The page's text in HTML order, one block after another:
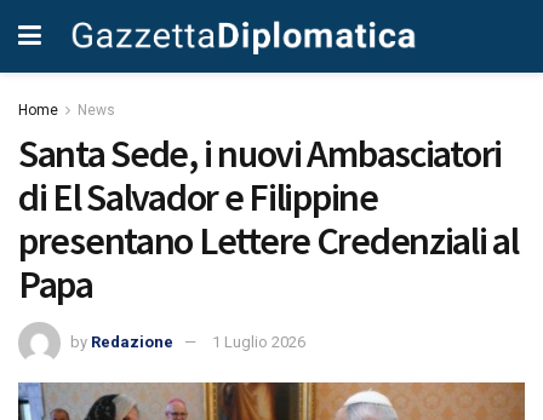
Home News
Santa Sede, i nuovi Ambasciatori
di El Salvador e Filippine
presentano Lettere Credenziali al
Papa
by Redazione 1 Luglio 2026